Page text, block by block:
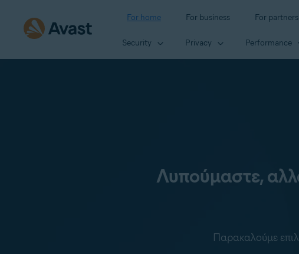
For home For business For partners
Security Privacy Performance
Λυπούμαστε,
Παρακαλούμε